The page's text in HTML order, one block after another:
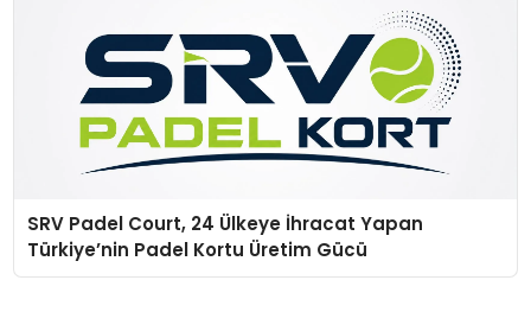
SRV Padel Court, 24 Ülkeye İhracat Yapan
Türkiye’nin Padel Kortu Üretim Gücü